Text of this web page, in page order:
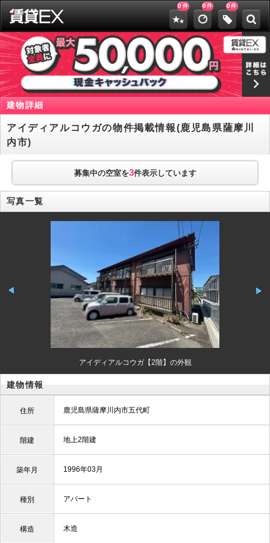
0 件 0件 0件
建物詳細
アイディアルコウガの物件掲載情報(鹿児島県薩摩川
内市)
募集中の空室を3件表示しています
写真一覧
アイディアルコウガ【2階】の外観
建物情報
住所 鹿児島県薩摩川内市五代町
階建 地上2階建
築年月 1996年03月
種別 アパート
構造 木造